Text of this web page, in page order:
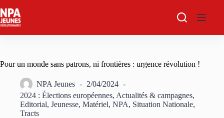
au
contenu
Pour un monde sans patrons, ni frontières : urgence révolution !
NPA Jeunes
2/04/2024
2024 : Élections européennes, Actualités & campagnes,
Editorial, Jeunesse, Matériel, NPA, Situation Nationale,
Tracts